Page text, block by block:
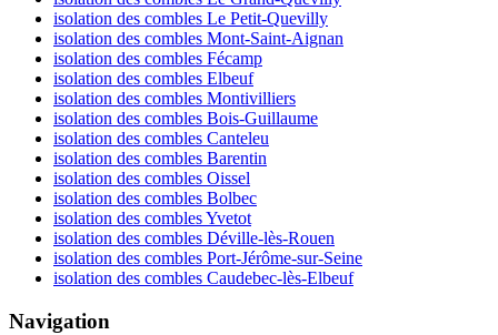
isolation des combles Le Petit-Quevilly
isolation des combles Mont-Saint-Aignan
isolation des combles Fécamp
isolation des combles Elbeuf
isolation des combles Montivilliers
isolation des combles Bois-Guillaume
isolation des combles Canteleu
isolation des combles Barentin
isolation des combles Oissel
isolation des combles Bolbec
isolation des combles Yvetot
isolation des combles Déville-lès-Rouen
isolation des combles Port-Jérôme-sur-Seine
isolation des combles Caudebec-lès-Elbeuf
Navigation